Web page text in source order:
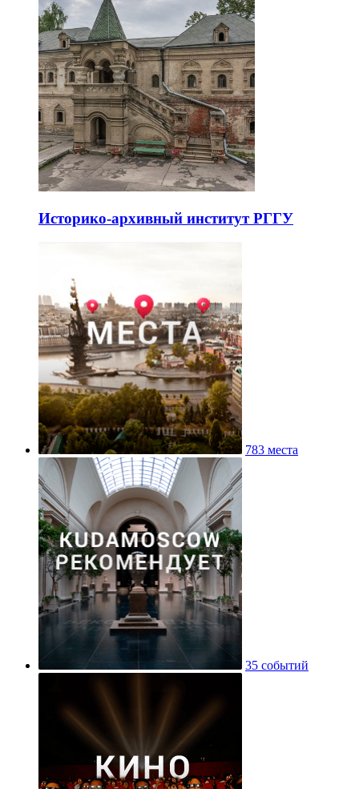
Историко-архивный институт РГГУ
783 места
35 событий